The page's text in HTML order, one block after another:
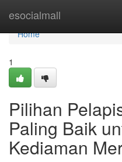
esocialmall
Home
Home
1
Pilihan
Paling Baik
Kediaman